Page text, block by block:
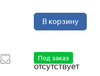
В корзину
Под заказ
отсутствует
применяются.
об оплате Плайтом